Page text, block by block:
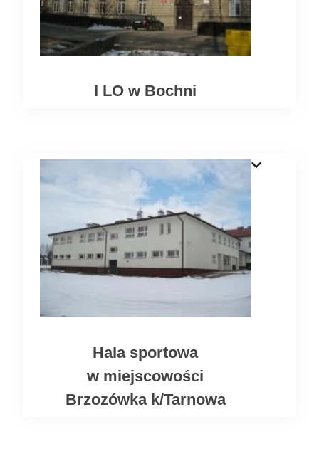
I LO w Bochni
Hala sportowa
w miejscowości
Brzozówka k/Tarnowa